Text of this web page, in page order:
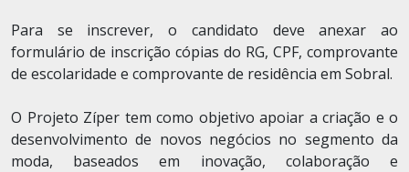
Para se inscrever, o candidato deve anexar ao
formulário de inscrição cópias do RG, CPF, comprovante
de escolaridade e comprovante de residência em Sobral.
O Projeto Zíper tem como objetivo apoiar a criação e o
desenvolvimento de novos negócios no segmento da
moda, baseados em inovação, colaboração e